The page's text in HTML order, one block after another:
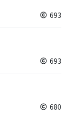
693
693
680